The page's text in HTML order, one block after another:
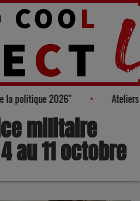
de la politique 2026"
militaire
au 11 octobre